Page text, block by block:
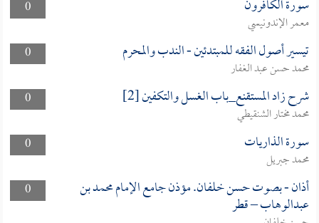
0 سورة الكافرون
معمر الإندونيسي
0
تيسير أصول الفقه للمبتدئين - الندب والمحرم
محمد حسن عبد الغفار
0
شرح زاد المستقنع_باب الغسل والتكفين [2]
محمد مختار الشنقيطي
0
سورة الذاريات
محمد جبريل
0
أذان - بصوت حسن خلفان. مؤذن جامع الإمام محمد بن
عبدالوهاب – قطر